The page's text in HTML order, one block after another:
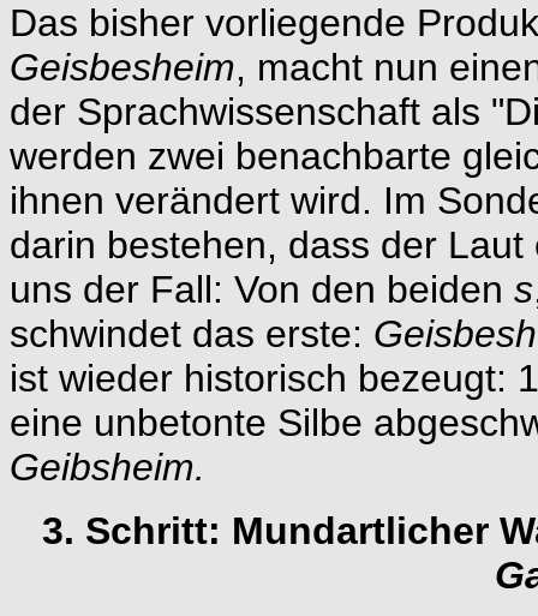
Das bisher vorliegende
Geisbesheim, macht nun
der Sprachwissenschaft als
werden zwei benachbarte
ihnen verändert wird. Im
darin bestehen, dass der
uns der Fall: Von den beiden s
schwindet das erste:
ist wieder historisch bezeugt:
eine unbetonte Silbe
Geibsheim.
3. Schritt: Mundartlicher